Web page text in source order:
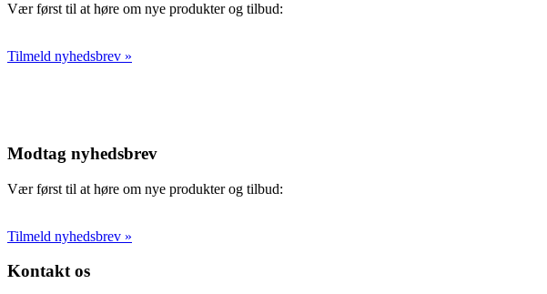
Vær først til at høre om nye produkter og tilbud:
Tilmeld nyhedsbrev »
Modtag nyhedsbrev
Vær først til at høre om nye produkter og tilbud:
Tilmeld nyhedsbrev »
Kontakt os